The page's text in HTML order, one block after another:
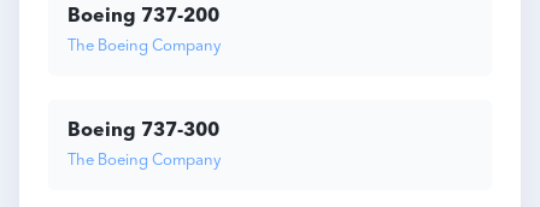
Boeing 737-200
The Boeing Company
Boeing 737-300
The Boeing Company